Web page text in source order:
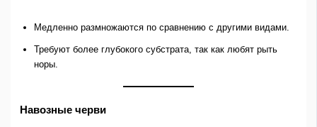
Медленно размножаются по сравнению с другими видами.
Требуют более глубокого субстрата, так как любят рыть
норы.
Навозные черви